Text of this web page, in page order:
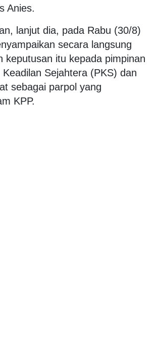
Anies.
lanjut dia, pada Rabu (30/8)
secara langsung
keputusan itu kepada pimpinan
Sejahtera (PKS) dan
sebagai parpol yang
KPP.